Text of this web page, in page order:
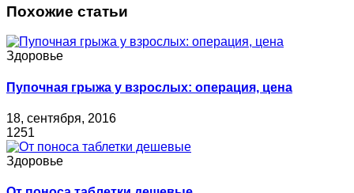
Похожие статьи
Здоровье
Пупочная грыжа у взрослых: операция, цена
18, сентября, 2016
1251
Здоровье